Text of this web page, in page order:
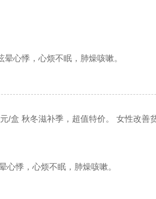
心悸，心烦不眠，肺燥咳嗽。
/盒 秋冬滋补季，超值特价。 女性改善
心悸，心烦不眠，肺燥咳嗽。